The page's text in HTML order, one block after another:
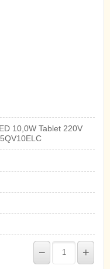
10,0W Tablet 220V
− +